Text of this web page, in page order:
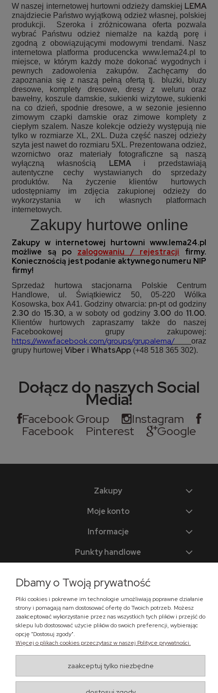
W naszej internetowej hurtowni odzieży damskiej LEMA
znajdziecie Państwo wyjątkową odzież własnej, polskiej
produkcji. Szeroka i zróżnicowana oferta pozwala
wybrać Państwu odzież niemalże na każdą porę i
zgodną z obowiązującymi modowymi trendami. Nasz
internetowa platforma producencka www.lema24.pl to
miejsce, w którym każdy może dokonać wygodnych i
pewnych zadowolenia zakupów. Zachęcamy do
zapoznania się z naszą pełną ofertą tj.
bluzki, bluzy
dresowe, komplety dresowe, dresy z weluru oraz
bawełny, koszule damskie, sukienki wizytowe, sukienki
na co dzień, spodnie dresowe, a w sezonie jesienno
zimowym czapki damskie oraz zimowe komplety z
ciepłym szalem. Nasze kolekcje odzieży występują nie
tylko w rozmiarze XL, 2XL. Duża część naszej odzieży
szyta jest nawet do rozmiaru 5XL. Prezentowana odzież,
wzornictwo oraz materiały fotograficzne są naszą
wyłączną własnością LEMAi przedstawiają
autentyczne cechy wystawianych do sprzedaży
produktów. Na życzenie klientów hurtowych
udostępniamy im zdjęcia zakupionej odzieży do
wykorzystania w ich własnych platformach
internetowych.
Zakupy hurtowe online
Zakupy w internetowej hurtowni www.lema24.pl
możliwe są po zalogowaniu / rejestracji firmy.
Koniecznością jest podanie aktywnego numeru NIP
firmy!
Sprzedaż hurtowa stacjonarna Polskie Centrum
Handlowe, ul. Świątkiewicz 50, 05-220 Wólka
Kosowska, box A41. Godziny otwarcia: pn-pt od godziny
2.30 do 15.30, a w soboty od godziny 3.00 do 11.00.
Klientów hurtowych zapraszamy także do naszej
Facebookowej grupy zakupowej:
https://www.facebook.com/groups/grupalema/
oraz
grupy hurtowej Viber i WhatsApp (+48 518 365 302).
Dołącz do naszych Social
Media!
Facebook Group
Instagram
Facebook
Pinterest Google
Zakupy
Moje konto
Informacje
Punkty handlowe
Zadzwoń do nas
+48 518 365 302
sklep@lema24.pl
Ul. Świątkiewicz 50, box A41
05-552 Wólka Kosowska
Dbamy o Twoją prywatność
Pliki cookies i pokrewne im technologie umożliwiają poprawne działanie
strony i pomagają nam dostosować ofertę do Twoich potrzeb. Możesz
zaakceptować wykorzystanie przez nas wszystkich tych plików i przejść do
sklepu lub dostosować użycie plików do swoich preferencji, wybierając
opcję "Dostosuj zgody".
Więcej o plikach cookies przeczytasz w naszej Polityce prywatności.
zaakceptuj tylko niezbędne